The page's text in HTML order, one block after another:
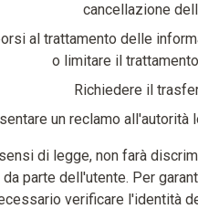
cancellazione
al trattamento delle
o limitare il
Richiedere il
un reclamo
di legge, non farà
parte dell'utente. Per
verificare l'identità